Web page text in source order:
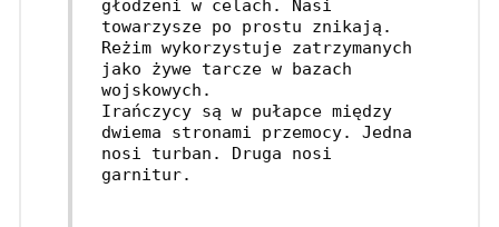
głodzeni w celach. Nasi
towarzysze po prostu znikają.
Reżim wykorzystuje zatrzymanych
jako żywe tarcze w bazach
wojskowych.
Irańczycy są w pułapce między
dwiema stronami przemocy. Jedna
nosi turban. Druga nosi
garnitur.